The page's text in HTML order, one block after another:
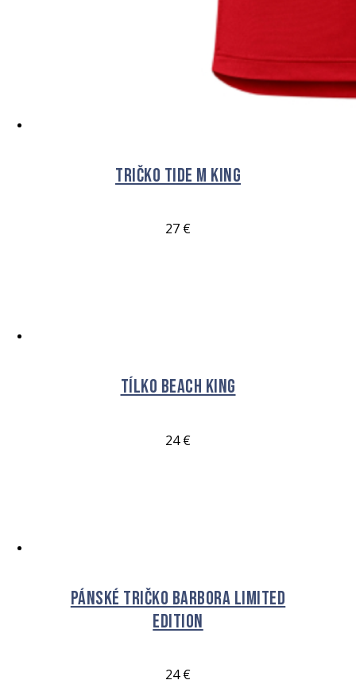
Tričko Tide M King
27 €
Tílko Beach King
24€
Pánské tričko BARBORA Limited
Edition
24€